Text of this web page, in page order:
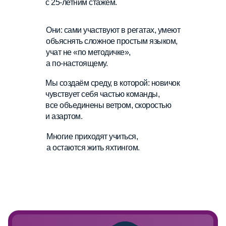
Многие приходят учиться,
а остаются жить яхтингом.
Мы создаём среду, в которой: новичок
чувствует себя частью команды,
все объединены ветром, скоростью
и азартом.
Они: сами участвуют в регатах, умеют
объяснять сложное простым языком,
учат не «по методичке»,
а по‑настоящему.
с 25-летним стажем.
+7 925 757-70-15
vnnnik@yandex.ru
Администратор парусной школы
«7ЯХТ»
Организатор регат в яхт-клубе
Дмитрий
Зотов